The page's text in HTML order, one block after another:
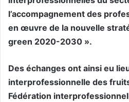
l’accompagnement des
en œuvre de la nouvelle
green 2020-2030 ».
Des échanges ont ainsi eu
interprofessionnelle des
Fédération